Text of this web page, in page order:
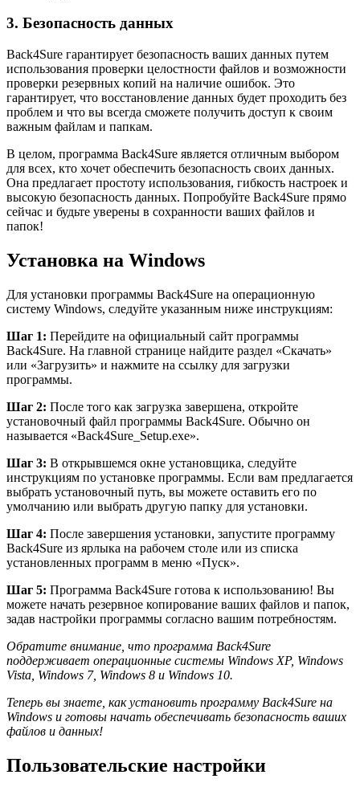
3. Безопасность данных
Back4Sure гарантирует безопасность ваших данных путем
использования проверки целостности файлов и возможности
проверки резервных копий на наличие ошибок. Это
гарантирует, что восстановление данных будет проходить без
проблем и что вы всегда сможете получить доступ к своим
важным файлам и папкам.
В целом, программа Back4Sure является отличным выбором
для всех, кто хочет обеспечить безопасность своих данных.
Она предлагает простоту использования, гибкость настроек и
высокую безопасность данных. Попробуйте Back4Sure прямо
сейчас и будьте уверены в сохранности ваших файлов и
папок!
Установка на Windows
Для установки программы Back4Sure на операционную
систему Windows, следуйте указанным ниже инструкциям:
Шаг 1: Перейдите на официальный сайт программы
Back4Sure. На главной странице найдите раздел «Скачать»
или «Загрузить» и нажмите на ссылку для загрузки
программы.
Шаг 2: После того как загрузка завершена, откройте
установочный файл программы Back4Sure. Обычно он
называется «Back4Sure_Setup.exe».
Шаг 3: В открывшемся окне установщика, следуйте
инструкциям по установке программы. Если вам предлагается
выбрать установочный путь, вы можете оставить его по
умолчанию или выбрать другую папку для установки.
Шаг 4: После завершения установки, запустите программу
Back4Sure из ярлыка на рабочем столе или из списка
установленных программ в меню «Пуск».
Шаг 5: Программа Back4Sure готова к использованию! Вы
можете начать резервное копирование ваших файлов и папок,
задав настройки программы согласно вашим потребностям.
Обратите внимание, что программа Back4Sure
поддерживает операционные системы Windows XP, Windows
Vista, Windows 7, Windows 8 и Windows 10.
Теперь вы знаете, как установить программу Back4Sure на
Windows и готовы начать обеспечивать безопасность ваших
файлов и данных!
Пользовательские настройки